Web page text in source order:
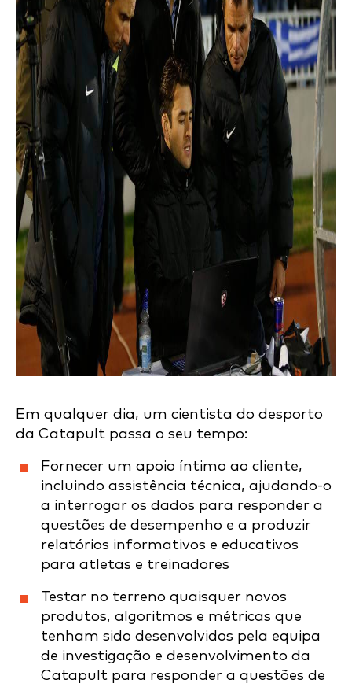
Em qualquer dia, um cientista do desporto
da Catapult passa o seu tempo:
Fornecer um apoio íntimo ao cliente,
incluindo assistência técnica, ajudando-o
a interrogar os dados para responder a
questões de desempenho e a produzir
relatórios informativos e educativos
para atletas e treinadores
Testar no terreno quaisquer novos
produtos, algoritmos e métricas que
tenham sido desenvolvidos pela equipa
de investigação e desenvolvimento da
Catapult para responder a questões de